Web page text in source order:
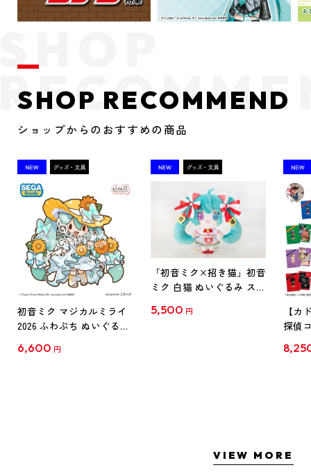
SHOP RECOMMEND
ショップからのおすすめの商品
初音ミク マジカルミライ
2026 ふわぷち ぬいぐるみ
6,600 円
「初音ミク×招き猫」初音
ミク 白猫 ぬいぐるみ スタ
5,500 円
【カ
探偵
クリ
VIEW MORE